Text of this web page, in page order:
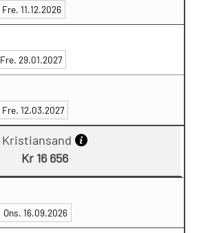
Fre. 11.12.2026
Fre. 29.01.2027
Fre. 12.03.2027
Kristiansand
Kr 16 656
Ons. 16.09.2026